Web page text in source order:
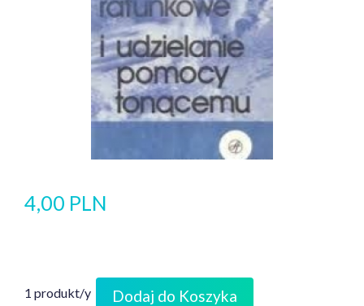
4,00 PLN
1 produkt/y Dodaj do Koszyka